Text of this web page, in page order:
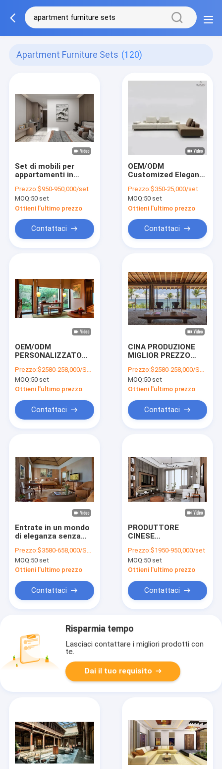
Apartment Furniture Sets (120)
Set di mobili per
appartamenti in
HDF per piccoli
appartamenti
Prezzo:$950-950,000/set
MOQ:50 set
Ottieni l'ultimo prezzo
Contattaci
OEM/ODM
Customized Elegant
Furniture Sets con
telaio in legno
massello per un
semplice stile, che
offre sia eleganza
che comfort
Prezzo:$350-25,000/set
MOQ:50 set
Ottieni l'ultimo prezzo
Contattaci
OEM/ODM
PERSONALIZZATO
MIGLIOR PREZZO
COLLEZIONI DI
MOBILI CON
LEGNO MASSELLO
PER APPARTAMENTI
APPARTAMENTO
APPARTAMENTO
Prezzo:$2580-258,000/SET
MOQ:50 set
Ottieni l'ultimo prezzo
Contattaci
CINA PRODUZIONE
MIGLIOR PREZZO
ARREDAMENTO
APPARTAMENTO,
SOGGIORNO
PERSONALI
PERSONALIZZATE
APPARTAMENTO IN
APPARTAMENTO
IGNIFUGO
Prezzo:$2580-258,000/SET
MOQ:50 set
Ottieni l'ultimo prezzo
Contattaci
Entrate in un mondo
di eleganza senza
elegante collezione
di mobili per
appartamenti
Prezzo:$3580-658,000/SET
MOQ:50 set
Ottieni l'ultimo prezzo
Contattaci
PRODUTTORE
CINESE
OEM/ODM MIGLIOR
PREZZO MOBILI CON
TELAIO IN LEGNO
PROGETTI VILLA
PIOPPO PINO
APPARTAMENTI
ALTE TEMPERATURE
APPARTAMENTI
Prezzo:$1950-950,000/set
MOQ:50 set
Ottieni l'ultimo prezzo
Contattaci
Risparmia tempo
Lasciaci contattare i migliori prodotti con
te.
Dai il tuo requisito